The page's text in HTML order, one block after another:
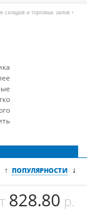
складов и торговых залов ›
↑ ПОПУЛЯРНОСТИ ↓
828.80 р.